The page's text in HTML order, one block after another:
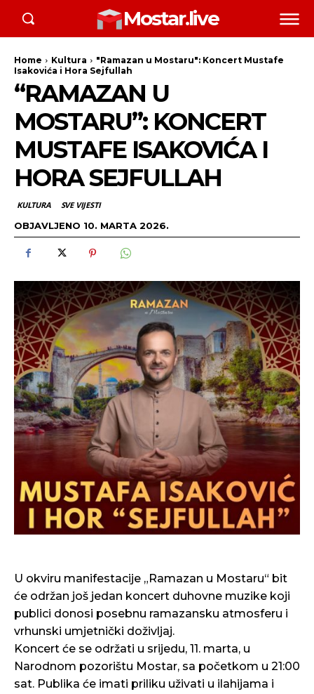
Mostar.live
Home Kultura
"Ramazan u Mostaru": Koncert Mustafe
Isakovića i Hora Sejfullah
“RAMAZAN U
MOSTARU”: KONCERT
MUSTAFE ISAKOVIĆA I
HORA SEJFULLAH
KULTURA SVE VIJESTI
OBJAVLJENO 10. MARTA 2026.
U okviru manifestacije „Ramazan u Mostaru“ bit
će održan još jedan koncert duhovne muzike koji
publici donosi posebnu ramazansku atmosferu i
vrhunski umjetnički doživljaj.
Koncert će se održati u srijedu, 11. marta, u
Narodnom pozorištu Mostar, sa početkom u 21:00
sat. Publika će imati priliku uživati u ilahijama i